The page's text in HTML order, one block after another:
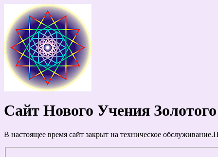
Сайт Нового Учения
В настоящее время сайт закрыт на техническое